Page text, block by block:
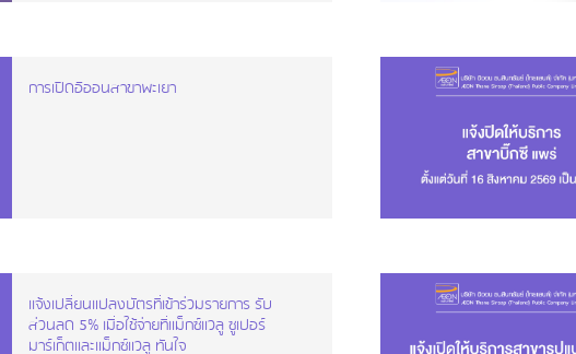
การเปิดอิออนสาขาพะเยา
เเจ้งเปลี่ยนแปลงบัตรที่เข้าร่วมรายการ รับ
ส่วนลด 5% เมื่อใช้จ่ายที่แม็กซ์แวลู ซูเปอร์
มาร์เก็ตและแม็กซ์แวลู ทันใจ